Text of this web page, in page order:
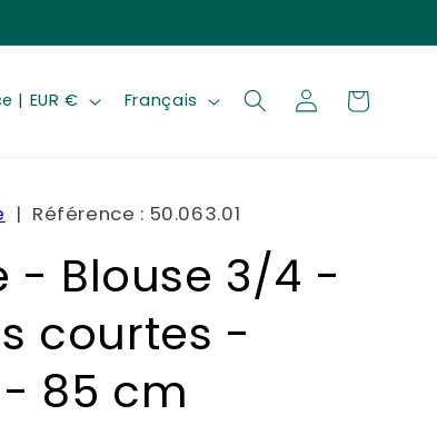
France | EUR €
u
e
Français ConnexionPanier
| Référence : 50.063.01
- Blouse 3/4 -
courtes -
85 cm